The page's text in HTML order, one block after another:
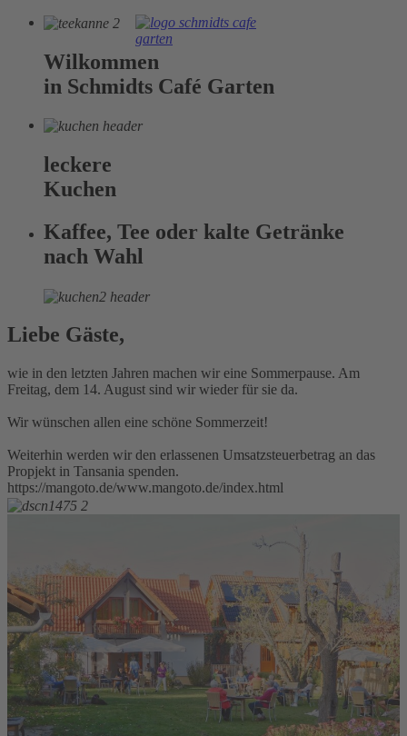
Wilkommen
in Schmidts Café Garten
leckere
Kuchen
Kaffee, Tee oder kalte Getränke
nach Wahl
Liebe Gäste,
wie in den letzten Jahren machen wir eine Sommerpause. Am
Freitag, dem 14. August sind wir wieder für sie da.
Wir wünschen allen eine schöne Sommerzeit!
Weiterhin werden wir den erlassenen Umsatzsteuerbetrag an das
Propjekt in Tansania spenden.
https://mangoto.de/www.mangoto.de/index.html